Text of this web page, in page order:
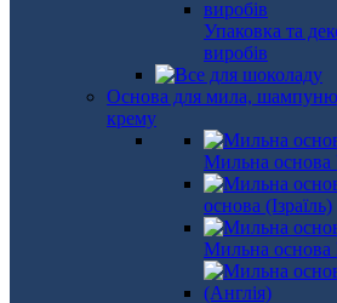
Упаковка та
виробів
Основа для мила,
крему
Мильна основа
основа (Ізраїль)
Мильна основа